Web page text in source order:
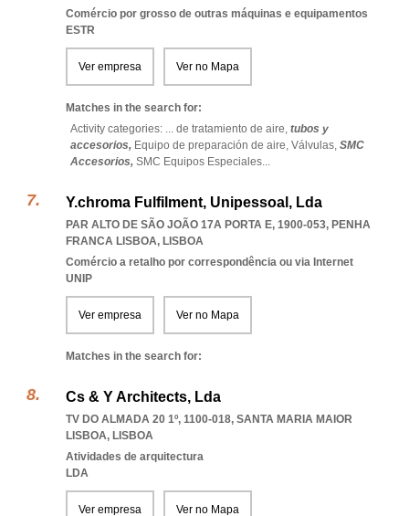
Comércio por grosso de outras máquinas e equipamentos
ESTR
Ver empresa Ver no Mapa
Matches in the search for:
Activity categories: ... de tratamiento de aire, tubos y
accesorios, Equipo de preparación de aire, Válvulas, SMC
Accesorios, SMC Equipos Especiales...
Y.chroma Fulfilment, Unipessoal, Lda
PAR ALTO DE SÃO JOÃO 17A PORTA E, 1900-053, PENHA
FRANCA LISBOA, LISBOA
Comércio a retalho por correspondência ou via Internet
UNIP
Ver empresa Ver no Mapa
Matches in the search for:
Cs & Y Architects, Lda
TV DO ALMADA 20 1º, 1100-018, SANTA MARIA MAIOR
LISBOA, LISBOA
Atividades de arquitectura
LDA
Ver empresa Ver no Mapa